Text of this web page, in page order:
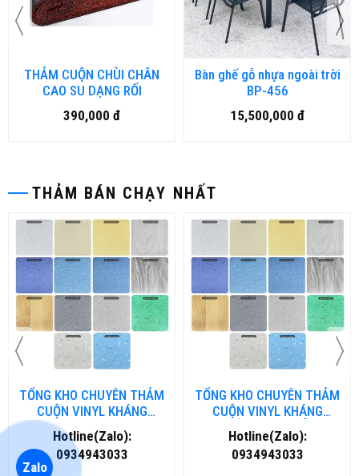
THẢM CUỘN CHÙI CHÂN
CAO SU DẠNG RỐI
390,000 đ
Bàn ghế gỗ nhựa ngoài trời
BP-456
15,500,000 đ
THẢM BÁN CHẠY NHẤT
TỔNG KHO CHUYÊN THẢM
CUỘN VINYL KHÁNG
KHUẨN TẠI NHA TRANG
Hotline(Zalo):
0934943033
TỔNG KHO CHUYÊN THẢM
CUỘN VINYL KHÁNG
KHUẨN TẠI ĐÀ NẴNG
Hotline(Zalo):
0934943033
Zalo